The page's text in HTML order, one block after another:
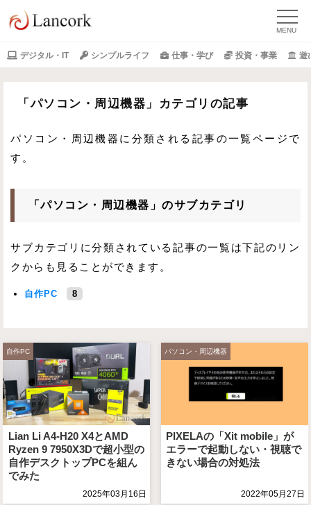
デジタル・IT シンプルライフ 仕事・学び 投資・事業 遊
「パソコン・周辺機器」カテゴリの記事
パソコン・周辺機器に分類される記事の一覧ページで
す。
「パソコン・周辺機器」のサブカテゴリ
サブカテゴリに分類されている記事の一覧は下記のリン
クからも見ることができます。
自作PC 8
自作PC
Lian Li A4-H20 X4とAMD
Ryzen 9 7950X3Dで超小型の
自作デスクトップPCを組ん
でみた
2025年03月16日
パソコン・周辺機器
PIXELAの「Xit mobile」が
エラーで起動しない・視聴で
きない場合の対処法
2022年05月27日